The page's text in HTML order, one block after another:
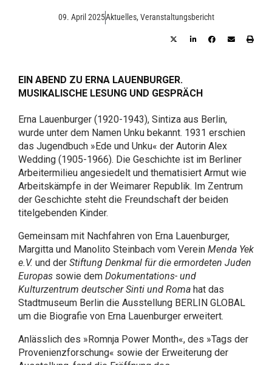
09. April 2025Aktuelles, Veranstaltungsbericht
EIN ABEND ZU ERNA LAUENBURGER.
MUSIKALISCHE LESUNG UND GESPRÄCH
Erna Lauenburger (1920-1943), Sintiza aus Berlin,
wurde unter dem Namen Unku bekannt. 1931 erschien
das Jugendbuch »Ede und Unku« der Autorin Alex
Wedding (1905-1966). Die Geschichte ist im Berliner
Arbeitermilieu angesiedelt und thematisiert Armut wie
Arbeitskämpfe in der Weimarer Republik. Im Zentrum
der Geschichte steht die Freundschaft der beiden
titelgebenden Kinder.
Gemeinsam mit Nachfahren von Erna Lauenburger,
Margitta und Manolito Steinbach vom Verein Menda Yek
e.V. und der Stiftung Denkmal für die ermordeten Juden
Europas sowie dem Dokumentations- und
Kulturzentrum deutscher Sinti und Roma hat das
Stadtmuseum Berlin die Ausstellung BERLIN GLOBAL
um die Biografie von Erna Lauenburger erweitert.
Anlässlich des »Romnja Power Month«, des »Tags der
Provenienzforschung« sowie der Erweiterung der